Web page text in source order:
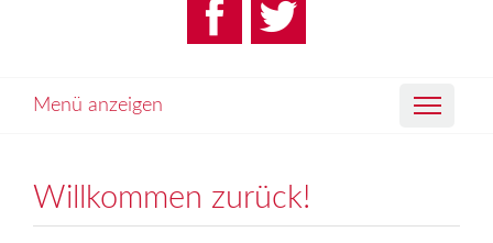
Menü anzeigen
Willkommen zurück!